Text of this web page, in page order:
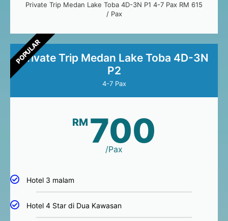
Private Trip Medan Lake Toba 4D-3N P1 4-7 Pax RM 615
/ Pax
POPULAR
Private Trip Medan Lake Toba 4D-3N
P2
4-7 Pax
RM 700
/Pax
Hotel 3 malam
Hotel 4 Star di Dua Kawasan